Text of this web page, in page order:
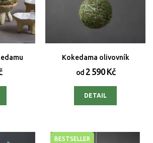
Kokedama olivovník
od2 590 Kč
DETAIL
BESTSELLER